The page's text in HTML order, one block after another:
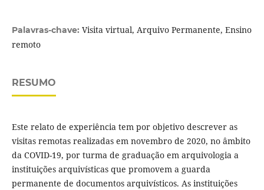
Palavras-chave: Visita virtual, Arquivo Permanente, Ensino
remoto
RESUMO
Este relato de experiência tem por objetivo descrever as
visitas remotas realizadas em novembro de 2020, no âmbito
da COVID-19, por turma de graduação em arquivologia a
instituições arquivísticas que promovem a guarda
permanente de documentos arquivísticos. As instituições